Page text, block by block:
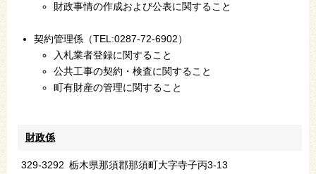
財政事情の作成および公表に関すること
契約管理係（TEL:0287-72-6902）
入札業者登録に関すること
公共工事の契約・検査に関すること
町有財産の管理に関すること
財政係
329-3292 栃木県那須郡那須町大字寺子丙3-13